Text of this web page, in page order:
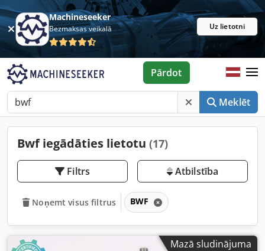
Machineseeker
Bezmaksas veikalā Uz lietotni
Meklēt
Pārdot
Bwf iegādāties lietotu (17)
Filtrs Atbilstība
Noņemt visus filtrus BWF
Mazā sludinājuma